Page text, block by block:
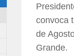
convoca
de
Grande.